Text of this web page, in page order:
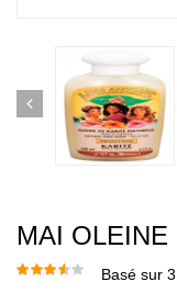
MAI
Basé sur